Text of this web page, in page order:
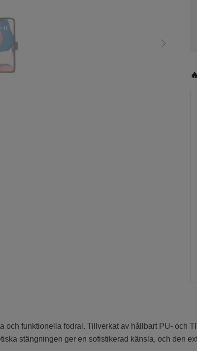
och funktionella fodral. Tillverkat av hållbart PU- och
stängningen ger en sofistikerad känsla, och den